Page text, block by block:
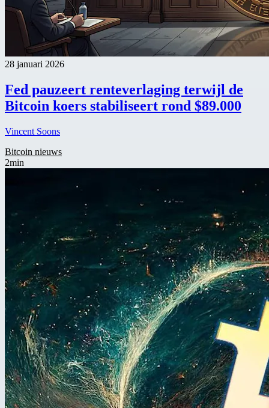
28 januari 2026
Fed pauzeert renteverlaging terwijl de
Bitcoin koers stabiliseert rond $89.000
Vincent Soons
Bitcoin nieuws
2min